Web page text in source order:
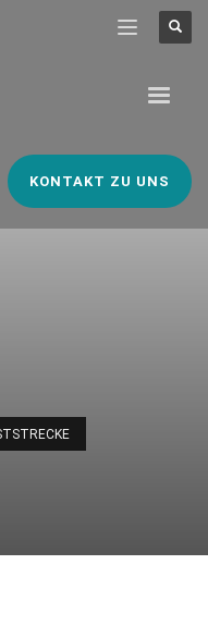
KONTAKT ZU UNS